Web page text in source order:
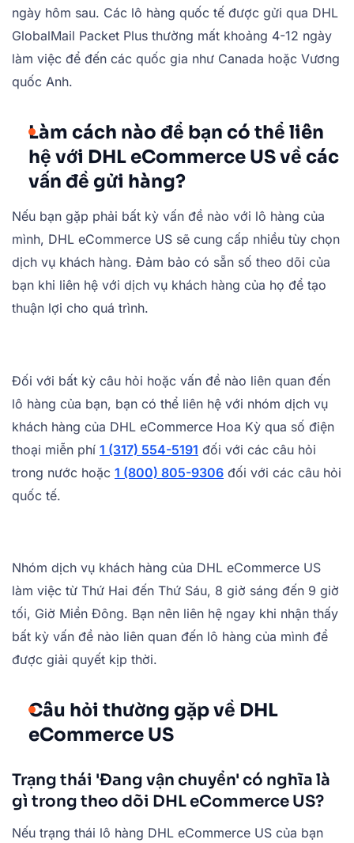
ngày hôm sau. Các lô hàng quốc tế được gửi qua DHL
GlobalMail Packet Plus thường mất khoảng 4-12 ngày
làm việc để đến các quốc gia như Canada hoặc Vương
quốc Anh.
Làm cách nào để bạn có thể liên
hệ với DHL eCommerce US về các
vấn đề gửi hàng?
Nếu bạn gặp phải bất kỳ vấn đề nào với lô hàng của
mình, DHL eCommerce US sẽ cung cấp nhiều tùy chọn
dịch vụ khách hàng. Đảm bảo có sẵn số theo dõi của
bạn khi liên hệ với dịch vụ khách hàng của họ để tạo
thuận lợi cho quá trình.
Đối với bất kỳ câu hỏi hoặc vấn đề nào liên quan đến
lô hàng của bạn, bạn có thể liên hệ với nhóm dịch vụ
khách hàng của DHL eCommerce Hoa Kỳ qua số điện
thoại miễn phí 1 (317) 554-5191 đối với các câu hỏi
trong nước hoặc 1 (800) 805-9306 đối với các câu hỏi
quốc tế.
Nhóm dịch vụ khách hàng của DHL eCommerce US
làm việc từ Thứ Hai đến Thứ Sáu, 8 giờ sáng đến 9 giờ
tối, Giờ Miền Đông. Bạn nên liên hệ ngay khi nhận thấy
bất kỳ vấn đề nào liên quan đến lô hàng của mình để
được giải quyết kịp thời.
Câu hỏi thường gặp về DHL
eCommerce US
Trạng thái 'Đang vận chuyển' có nghĩa là
gì trong theo dõi DHL eCommerce US?
Nếu trạng thái lô hàng DHL eCommerce US của bạn